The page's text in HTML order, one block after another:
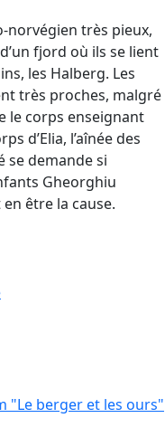
norvégien très pieux,
fjord où ils se lient
les Halberg. Les
très proches, malgré
le corps enseignant
d’Elia, l’aînée des
se demande si
Gheorghiu
être la cause.
"Le berger et les ours"